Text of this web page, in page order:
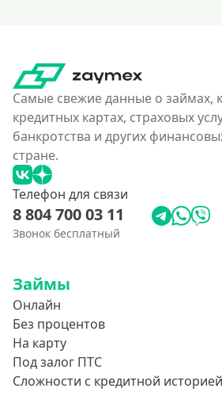
Самые свежие данные о займах,
кредитных картах, страховых
банкротства и других
стране.
Телефон для связи
8 804 700 03 11
Звонок бесплатный
Займы
Онлайн
Без процентов
На карту
Под залог ПТС
Сложности с кредитной историей